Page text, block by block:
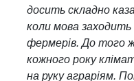
досить складно
коли мова
фермерів. До того
кожного року
на руку аграріям.